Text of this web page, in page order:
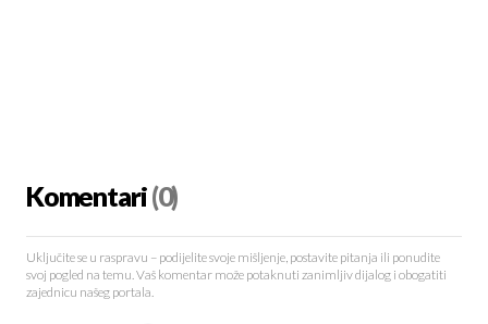
Komentari(0)
Uključite se u raspravu – podijelite svoje mišljenje, postavite pitanja ili ponudite
svoj pogled na temu. Vaš komentar može potaknuti zanimljiv dijalog i obogatiti
zajednicu našeg portala.